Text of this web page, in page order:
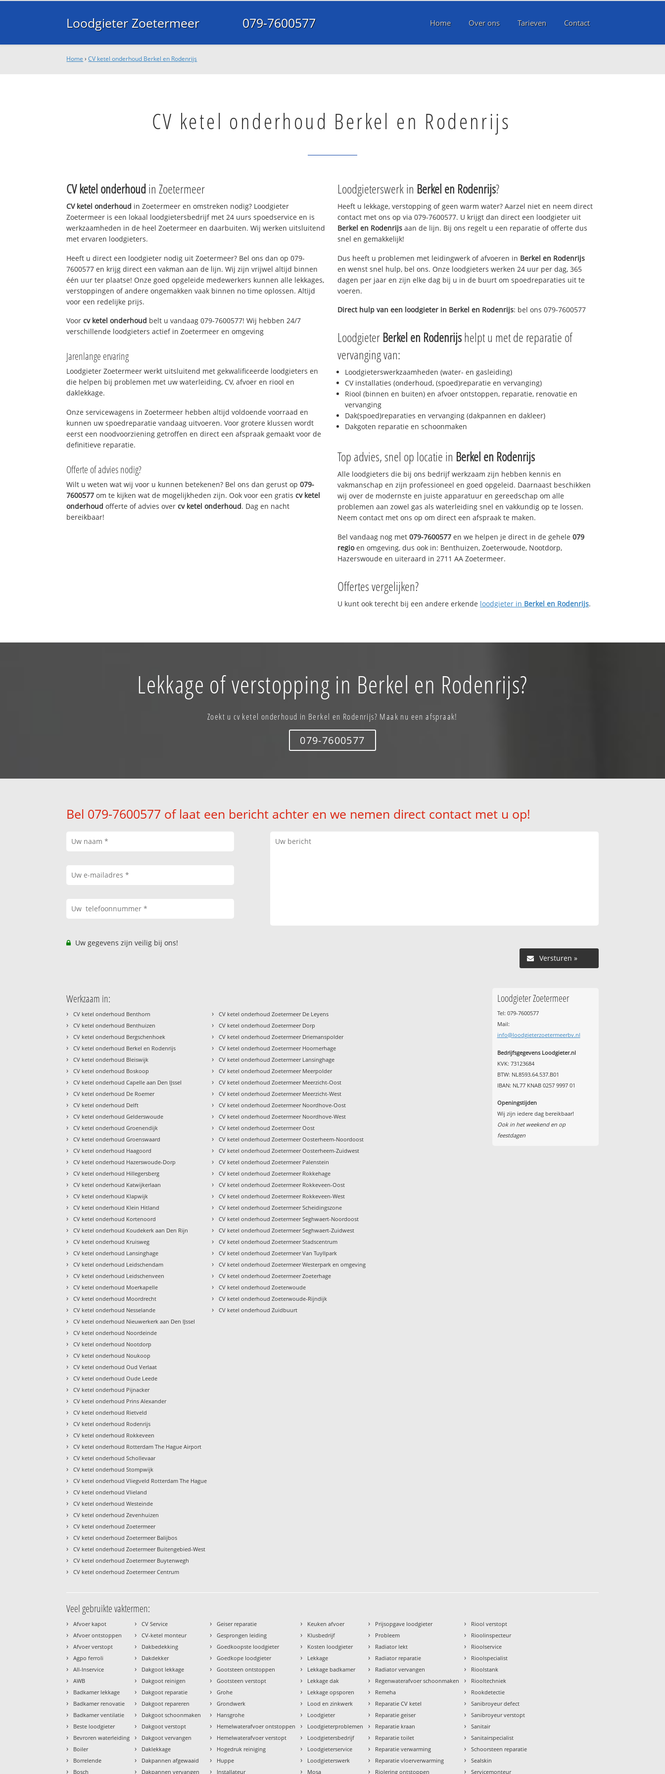
Loodgieter Zoetermeer 079-7600577 Home Over ons Tarieven Contact
Home ›CV ketel onderhoud Berkel en Rodenrijs
CV ketel onderhoud Berkel en Rodenrijs
CV ketel onderhoudin Zoetermeer
CV ketel onderhoud in Zoetermeer en omstreken nodig? Loodgieter
Zoetermeer is een lokaal loodgietersbedrijf met 24 uurs spoedservice en is
werkzaamheden in de heel Zoetermeer en daarbuiten. Wij werken uitsluitend
met ervaren loodgieters.
Heeft u direct een loodgieter nodig uit Zoetermeer? Bel ons dan op 079-
7600577 en krijg direct een vakman aan de lijn. Wij zijn vrijwel altijd binnen
één uur ter plaatse! Onze goed opgeleide medewerkers kunnen alle lekkages,
verstoppingen of andere ongemakken vaak binnen no time oplossen. Altijd
voor een redelijke prijs.
Voorcv ketel onderhoud belt u vandaag 079-7600577! Wij hebben 24/7
verschillende loodgieters actief in Zoetermeer en omgeving
Jarenlange ervaring
Loodgieter Zoetermeer werkt uitsluitend met gekwalificeerde loodgieters en
die helpen bij problemen met uw waterleiding, CV, afvoer en riool en
daklekkage.
Onze servicewagens in Zoetermeer hebben altijd voldoende voorraad en
kunnen uw spoedreparatie vandaag uitvoeren. Voor grotere klussen wordt
eerst een noodvoorziening getroffen en direct een afspraak gemaakt voor de
definitieve reparatie.
Offerte of advies nodig?
Wilt u weten wat wij voor u kunnen betekenen? Bel ons dan gerust op079-
7600577 om te kijken wat de mogelijkheden zijn. Ook voor een gratiscv ketel
onderhoud offerte of advies overcv ketel onderhoud. Dag en nacht
bereikbaar!
Loodgieterswerk in Berkel en Rodenrijs?
Heeft u lekkage, verstopping of geen warm water? Aarzel niet en neem direct
contact met ons op via 079-7600577. U krijgt dan direct een loodgieter uit
Berkel en Rodenrijs aan de lijn. Bij ons regelt u een reparatie of offerte dus
snel en gemakkelijk!
Dus heeft u problemen met leidingwerk of afvoeren in Berkel en Rodenrijs
en wenst snel hulp, bel ons. Onze loodgieters werken 24 uur per dag, 365
dagen per jaar en zijn elke dag bij u in de buurt om spoedreparaties uit te
voeren.
Direct hulp van een loodgieter in Berkel en Rodenrijs: bel ons 079-7600577
Loodgieter Berkel en Rodenrijshelpt u met de reparatie of
vervanging van:
Loodgieterswerkzaamheden (water- en gasleiding)
CV installaties (onderhoud, (spoed)reparatie en vervanging)
Riool (binnen en buiten) en afvoer ontstoppen, reparatie, renovatie en
vervanging
Dak(spoed)reparaties en vervanging (dakpannen en dakleer)
Dakgoten reparatie en schoonmaken
Top advies, snel op locatie in Berkel en Rodenrijs
Alle loodgieters die bij ons bedrijf werkzaam zijn hebben kennis en
vakmanschap en zijn professioneel en goed opgeleid. Daarnaast beschikken
wij over de modernste en juiste apparatuur en gereedschap om alle
problemen aan zowel gas als waterleiding snel en vakkundig op te lossen.
Neem contact met ons op om direct een afspraak te maken.
Bel vandaag nog met 079-7600577 en we helpen je direct in de gehele 079
regioen omgeving, dus ook in: Benthuizen, Zoeterwoude, Nootdorp,
Hazerswoude en uiteraard in 2711 AA Zoetermeer.
Offertes vergelijken?
U kunt ook terecht bij een andere erkende loodgieter in Berkel en Rodenrijs.
Lekkage of verstopping in Berkel en Rodenrijs?
Zoekt u cv ketel onderhoud in Berkel en Rodenrijs? Maak nu een afspraak!
079-7600577
Bel 079-7600577 of laat een bericht achter en we nemen direct contact met u op!
Uw gegevens zijn veilig bij ons!
Versturen »
Werkzaam in:
› CV ketel onderhoud Benthorn
› CV ketel onderhoud Benthuizen
› CV ketel onderhoud Bergschenhoek
› CV ketel onderhoud Berkel en Rodenrijs
› CV ketel onderhoud Bleiswijk
› CV ketel onderhoud Boskoop
› CV ketel onderhoud Capelle aan Den IJssel
› CV ketel onderhoud De Roemer
› CV ketel onderhoud Delft
› CV ketel onderhoud Gelderswoude
› CV ketel onderhoud Groenendijk
› CV ketel onderhoud Groenswaard
› CV ketel onderhoud Haagoord
› CV ketel onderhoud Hazerswoude-Dorp
› CV ketel onderhoud Hillegersberg
› CV ketel onderhoud Katwijkerlaan
› CV ketel onderhoud Klapwijk
› CV ketel onderhoud Klein Hitland
› CV ketel onderhoud Kortenoord
› CV ketel onderhoud Koudekerk aan Den Rijn
› CV ketel onderhoud Kruisweg
› CV ketel onderhoud Lansinghage
› CV ketel onderhoud Leidschendam
› CV ketel onderhoud Leidschenveen
› CV ketel onderhoud Moerkapelle
› CV ketel onderhoud Moordrecht
› CV ketel onderhoud Nesselande
› CV ketel onderhoud Nieuwerkerk aan Den IJssel
› CV ketel onderhoud Noordeinde
› CV ketel onderhoud Nootdorp
› CV ketel onderhoud Noukoop
› CV ketel onderhoud Oud Verlaat
› CV ketel onderhoud Oude Leede
› CV ketel onderhoud Pijnacker
› CV ketel onderhoud Prins Alexander
› CV ketel onderhoud Rietveld
› CV ketel onderhoud Rodenrijs
› CV ketel onderhoud Rokkeveen
› CV ketel onderhoud Rotterdam The Hague Airport
› CV ketel onderhoud Schollevaar
› CV ketel onderhoud Stompwijk
› CV ketel onderhoud Vliegveld Rotterdam The Hague
› CV ketel onderhoud Vlieland
› CV ketel onderhoud Westeinde
› CV ketel onderhoud Zevenhuizen
› CV ketel onderhoud Zoetermeer
› CV ketel onderhoud Zoetermeer Balijbos
› CV ketel onderhoud Zoetermeer Buitengebied-West
› CV ketel onderhoud Zoetermeer Buytenwegh
› CV ketel onderhoud Zoetermeer Centrum
› CV ketel onderhoud Zoetermeer De Leyens
› CV ketel onderhoud Zoetermeer Dorp
› CV ketel onderhoud Zoetermeer Driemanspolder
› CV ketel onderhoud Zoetermeer Hoornerhage
› CV ketel onderhoud Zoetermeer Lansinghage
› CV ketel onderhoud Zoetermeer Meerpolder
› CV ketel onderhoud Zoetermeer Meerzicht-Oost
› CV ketel onderhoud Zoetermeer Meerzicht-West
› CV ketel onderhoud Zoetermeer Noordhove-Oost
› CV ketel onderhoud Zoetermeer Noordhove-West
› CV ketel onderhoud Zoetermeer Oost
› CV ketel onderhoud Zoetermeer Oosterheem-Noordoost
› CV ketel onderhoud Zoetermeer Oosterheem-Zuidwest
› CV ketel onderhoud Zoetermeer Palenstein
› CV ketel onderhoud Zoetermeer Rokkehage
› CV ketel onderhoud Zoetermeer Rokkeveen-Oost
› CV ketel onderhoud Zoetermeer Rokkeveen-West
› CV ketel onderhoud Zoetermeer Scheidingszone
› CV ketel onderhoud Zoetermeer Seghwaert-Noordoost
› CV ketel onderhoud Zoetermeer Seghwaert-Zuidwest
› CV ketel onderhoud Zoetermeer Stadscentrum
› CV ketel onderhoud Zoetermeer Van Tuyllpark
› CV ketel onderhoud Zoetermeer Westerpark en omgeving
› CV ketel onderhoud Zoetermeer Zoeterhage
› CV ketel onderhoud Zoeterwoude
› CV ketel onderhoud Zoeterwoude-Rijndijk
› CV ketel onderhoud Zuidbuurt
Loodgieter Zoetermeer
Tel: 079-7600577
Mail:
info@loodgieterzoetermeerbv.nl
Bedrijfsgegevens Loodgieter.nl
KVK: 73123684
BTW: NL8593.64.537.B01
IBAN: NL77 KNAB 0257 9997 01
Openingstijden
Wij zijn iedere dag bereikbaar!
Ook in het weekend en op
feestdagen
Veel gebruikte vaktermen:
› Afvoer kapot
› Afvoer ontstoppen
› Afvoer verstopt
› Agpo ferroli
› All-Inservice
› AWB
› Badkamer lekkage
› Badkamer renovatie
› Badkamer ventilatie
› Beste loodgieter
› Bevroren waterleiding
› Boiler
› Borrelende
› Bosch
› CV Service
› CV-ketel monteur
› Dakbedekking
› Dakdekker
› Dakgoot lekkage
› Dakgoot reinigen
› Dakgoot reparatie
› Dakgoot repareren
› Dakgoot schoonmaken
› Dakgoot verstopt
› Dakgoot vervangen
› Daklekkage
› Dakpannen afgewaaid
› Dakpannen vervangen
› Geiser reparatie
› Gesprongen leiding
› Goedkoopste loodgieter
› Goedkope loodgieter
› Gootsteen ontstoppen
› Gootsteen verstopt
› Grohe
› Grondwerk
› Hansgrohe
› Hemelwaterafvoer ontstoppen
› Hemelwaterafvoer verstopt
› Hogedruk reiniging
› Huppe
› Installateur
› Keuken afvoer
› Klusbedrijf
› Kosten loodgieter
› Lekkage
› Lekkage badkamer
› Lekkage dak
› Lekkage opsporen
› Lood en zinkwerk
› Loodgieter
› Loodgieterproblemen
› Loodgietersbedrijf
› Loodgieterservice
› Loodgieterswerk
› Mosa
› Prijsopgave loodgieter
› Probleem
› Radiator lekt
› Radiator reparatie
› Radiator vervangen
› Regenwaterafvoer schoonmaken
› Remeha
› Reparatie CV ketel
› Reparatie geiser
› Reparatie kraan
› Reparatie toilet
› Reparatie verwarming
› Reparatie vloerverwarming
› Riolering ontstoppen
› Riool verstopt
› Rioolinspecteur
› Rioolservice
› Rioolspecialist
› Rioolstank
› Riooltechniek
› Rookdetectie
› Sanibroyeur defect
› Sanibroyeur verstopt
› Sanitair
› Sanitairspecialist
› Schoorsteen reparatie
› Sealskin
› Servicemonteur